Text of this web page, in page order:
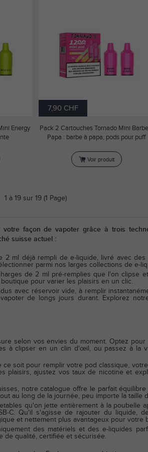
Energy
7,90 CHF
Pack 2 Cartouches Tornado Mini
Papa : barbe à papa, pods pour puff
Voir produit
1 à 19 sur 19 (1 Page)
façon de vapoter grâce à trois
suisse actuel :
2 ml déjà rempli de e-liquide, livré avec
parmi nos larges collections de e-
de 2 ml pré-remplies que l'on clipse
pour varier les plaisirs en un clic.
avec réservoir vide, à remplir
de longs jours durant. Explorez
selon vos envies du moment. Optez
à clipser en un clin d'œil, ou passez à la
ce soit pour remplir votre pod classique,
plaisirs, ajustez vos taux de nicotine et
notre catalogue offre le parfait
au long de la journée, peu importe la taille
qu'on jette entièrement à la poubelle
C. Qu'il s'agisse de rajouter du liquide,
et nettement plus avantageux pour votre
des matériels et des e-liquides
de qualité, certifiée et sécurisée.